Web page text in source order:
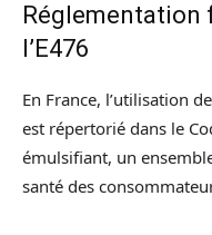
Réglementation
l’E476
En France, l’utilisation
est répertorié dans le
émulsifiant, un
santé des